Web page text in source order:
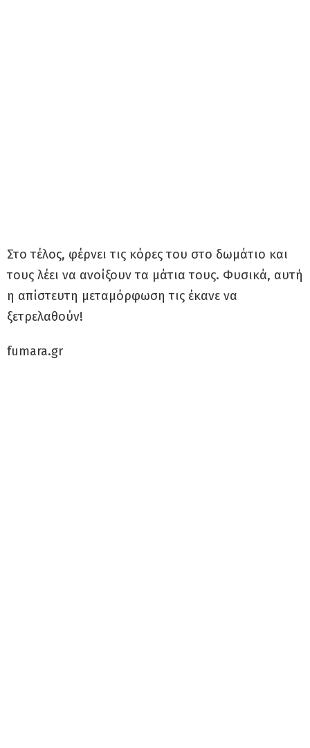
Στο τέλος, φέρνει τις κόρες του στο δωμάτιο και
τους λέει να ανοίξουν τα μάτια τους. Φυσικά, αυτή
η απίστευτη μεταμόρφωση τις έκανε να
ξετρελαθούν!
fumara.gr